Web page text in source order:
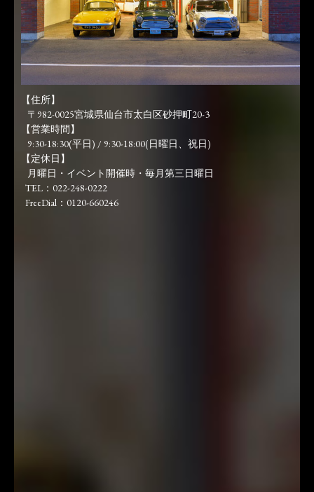
【住所】
〒982-0025宮城県仙台市太白区砂押町20-3
【営業時間】
9:30-18:30(平日) / 9:30-18:00(日曜日、祝日)
【定休日】
月曜日・イベント開催時・毎月第三日曜日
TEL：022-248-0222
FreeDial：0120-660246